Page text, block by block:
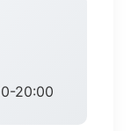
20:00